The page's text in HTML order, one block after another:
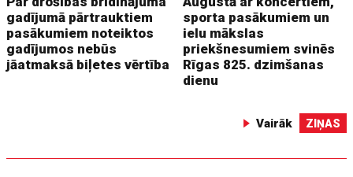
gadījumā pārtrauktiem
pasākumiem noteiktos
gadījumos nebūs
jāatmaksā biļetes vērtība
sporta pasākumiem un
ielu mākslas
priekšnesumiem svinēs
Rīgas 825. dzimšanas
dienu
Vairāk ZIŅAS